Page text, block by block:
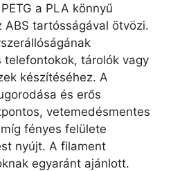
a PLA könnyű
tartósságával ötvözi.
telefontokok, tárolók vagy
készítéséhez. A
és erős
vetemedésmentes
fényes felülete
nyújt. A filament
egyaránt ajánlott.